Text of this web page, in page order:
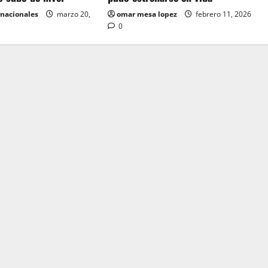
marzo 20,
omar mesa lopez
febrero 11, 2026
0